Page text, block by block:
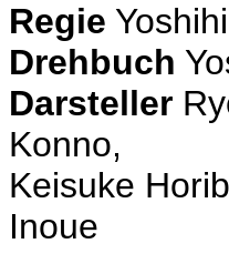
Regie
Drehbuch
Darsteller
Konno,
Keisuke
Inoue